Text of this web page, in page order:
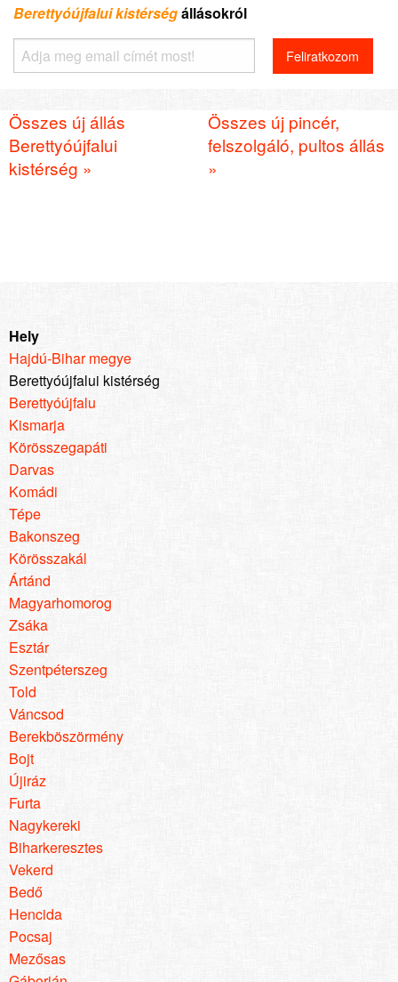
Berettyóújfalui kistérségállásokról
Összes új állás
Berettyóújfalui
kistérség »
Összes új pincér,
felszolgáló, pultos állás
»
Hely
Hajdú-Bihar megye
Berettyóújfalui kistérség
Berettyóújfalu
Kismarja
Körösszegapáti
Darvas
Komádi
Tépe
Bakonszeg
Körösszakál
Ártánd
Magyarhomorog
Zsáka
Esztár
Szentpéterszeg
Told
Váncsod
Berekböszörmény
Bojt
Újiráz
Furta
Nagykereki
Biharkeresztes
Vekerd
Bedő
Hencida
Pocsaj
Mezősas